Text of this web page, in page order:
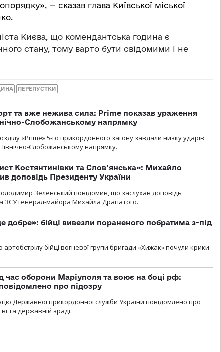
— сказав глава Київської міської
Києва, що комендантська година є
стану, тому варто бути свідомими і не
ПЕРЕПУСТКИ
та вже нежива сила: Prime показав ураження
Слобожанському напрямку
«Prime» 5-го прикордонного загону завдали низку ударів
Слобожанському напрямку.
Костянтинівки та Слов’янська»: Михайло
доповідь Президенту України
Зеленський повідомив, що заслухав доповідь
ЗСУ генерал-майора Михайла Драпатого.
добре»: бійці вивезли пораненого побратима з-під
бійці вогневої групи бригади «Хижак» почули крики
час оборони Маріуполя та воює на боці рф:
про підозру
Державної прикордонної служби України повідомлено про
та державній зраді.